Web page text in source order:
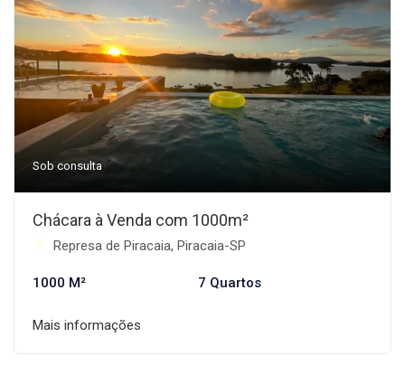
Sob consulta
Chácara à Venda com 1000m²
Represa de Piracaia, Piracaia-SP
1000 M² 7 Quartos
Mais informações